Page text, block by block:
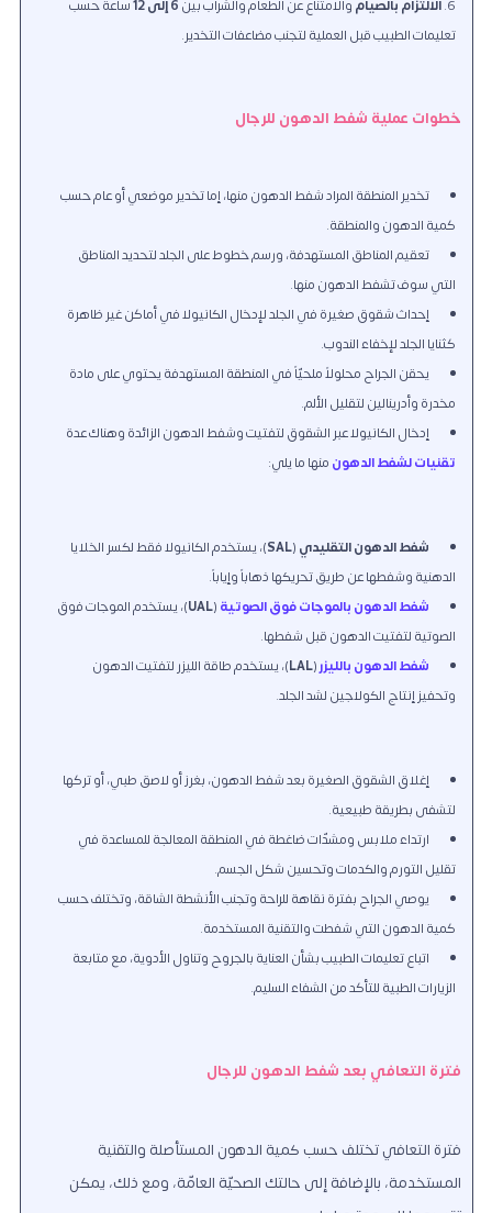
تعليمات الطبيب قبل العملية لتجنب مضاعفات التخدير.
خطوات عملية شفط الدهون للرجال
تخدير المنطقة المراد شفط الدهون منها، إما تخدير موضعي أو عام حسب
كمية الدهون والمنطقة.
تعقيم المناطق المستهدفة، ورسم خطوط على الجلد لتحديد المناطق
التي سوف تشفط الدهون منها.
إحداث شقوق صغيرة في الجلد لإدخال الكانيولا في أماكن غير ظاهرة
كثنايا الجلد لإخفاء الندوب.
يحقن الجراح محلولاً ملحيّاً في المنطقة المستهدفة يحتوي على مادة
مخدرة وأدرينالين لتقليل الألم.
إدخال الكانيولا عبر الشقوقلتفتيت وشفط الدهون الزائدة وهناك عدة
تقنيات لشفط الدهونمنها ما يلي:
شفط الدهون التقليدي(
SAL)، يستخدم الكانيولا فقط لكسر الخلايا
الدهنية وشفطها عن طريق تحريكها ذهاباً وإياباً.
شفط الدهون بالموجات فوق الصوتية(
UAL)، يستخدم الموجات فوق
الصوتيةلتفتيتالدهون قبل شفطها.
شفط الدهون بالليزر(
LAL)، يستخدم طاقة الليزر لتفتيت الدهون
وتحفيز إنتاج الكولاجين لشد الجلد.
إغلاق الشقوق الصغيرة بعد شفط الدهون، بغرز أو لاصق طبي، أو تركها
لتشفى بطريقة طبيعية.
ارتداء ملابس ومشدّات ضاغطة في المنطقة المعالجة للمساعدة في
تقليل التورم والكدمات وتحسين شكل الجسم.
يوصي الجراح بفترة نقاهة للراحة وتجنب الأنشطة الشاقة، وتختلف حسب
كمية الدهون التي شفطت والتقنية المستخدمة.
اتباع تعليمات الطبيب بشأن العناية بالجروح وتناول الأدوية، مع متابعة
الزيارات الطبية للتأكد من الشفاء السليم.
فترة التعافي بعد شفط الدهون للرجال
فترة التعافي تختلف حسب كمية الدهون المستأصلة والتقنية
المستخدمة، بالإضافة إلى حالتك الصحيّة العامّة، ومع ذلك، يمكن